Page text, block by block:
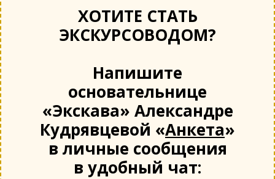
ХОТИТЕ СТАТЬ
ЭКСКУРСОВОДОМ?
Напишите
основательнице
«Экскава» Александре
Кудрявцевой «Анкета»
в личные сообщения
в удобный чат: